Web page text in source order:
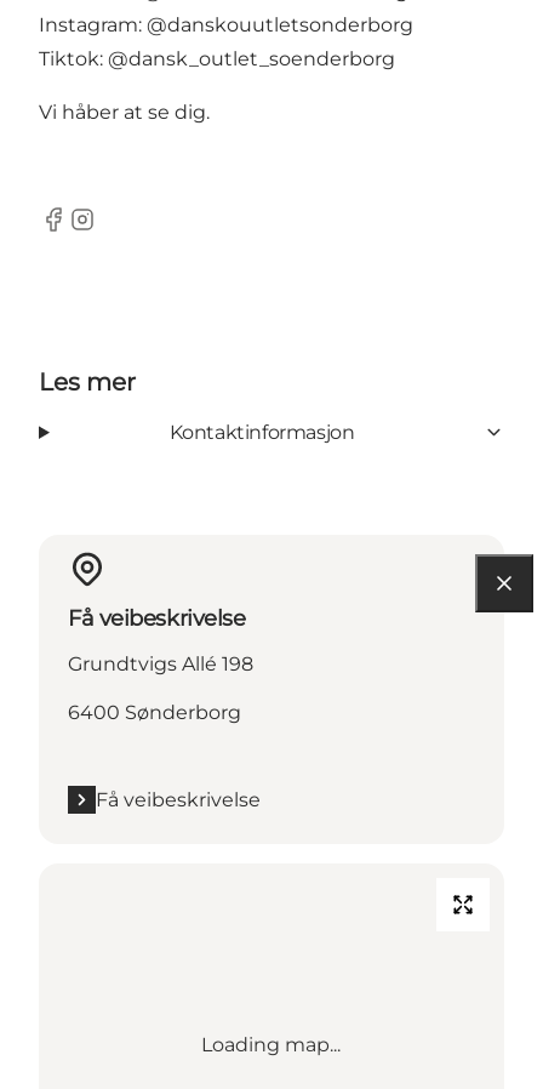
Instagram: @danskouutletsonderborg
Tiktok: @dansk_outlet_soenderborg
Vi håber at se dig.
facebook
instagram
Les mer
Kontaktinformasjon
Få veibeskrivelse
Grundtvigs Allé 198
6400 Sønderborg
Få veibeskrivelse
Loading map...